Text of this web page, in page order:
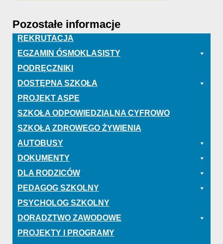
Pozostałe informacje
REKRUTACJA
EGZAMIN ÓSMOKLASISTY
PODRĘCZNIKI
DOSTĘPNA SZKOŁA
PROJEKT ASPE
SZKOŁA ODPOWIEDZIALNA CYFROWO
SZKOŁA ZDROWEGO ŻYWIENIA
AUTOBUSY
DOKUMENTY
DLA RODZICÓW
PEDAGOG SZKOLNY
PSYCHOLOG SZKOLNY
DORADZTWO ZAWODOWE
PROJEKTY I PROGRAMY